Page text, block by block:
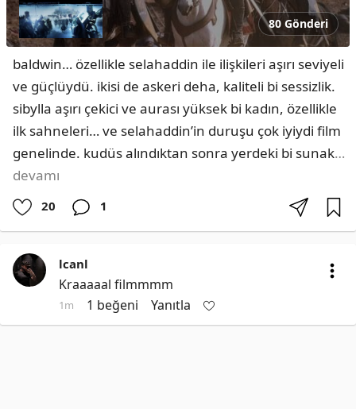
80 Gönderi
baldwin… özellikle selahaddin ile ilişkileri aşırı seviyeli
ve güçlüydü. ikisi de askeri deha, kaliteli bi sessizlik.
sibylla aşırı çekici ve aurası yüksek bi kadın, özellikle
ilk sahneleri… ve selahaddin’in duruşu çok iyiydi film
genelinde. kudüs alındıktan sonra yerdeki bi sunak…
devamı
20 1
lcanl
Kraaaaal filmmmm
1m 1 beğeni Yanıtla